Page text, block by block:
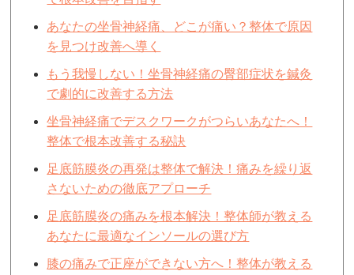
あなたの坐骨神経痛、どこが痛い？整体で原因
を見つけ改善へ導く
もう我慢しない！坐骨神経痛の臀部症状を鍼灸
で劇的に改善する方法
坐骨神経痛でデスクワークがつらいあなたへ！
整体で根本改善する秘訣
足底筋膜炎の再発は整体で解決！痛みを繰り返
さないための徹底アプローチ
足底筋膜炎の痛みを根本解決！整体師が教える
あなたに最適なインソールの選び方
膝の痛みで正座ができない方へ！整体が教える